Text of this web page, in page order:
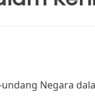
Negara